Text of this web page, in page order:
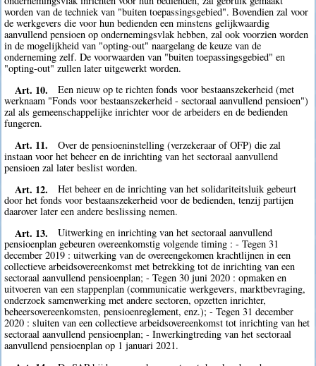
worden van de techniek van "buiten toepassingsgebied". Bovendien zal voor
de werkgevers die voor hun bedienden een minstens gelijkwaardig
aanvullend pensioen op ondernemingsvlak hebben, zal ook voorzien worden
in de mogelijkheid van "opting-out" naargelang de keuze van de
onderneming zelf. De voorwaarden van "buiten toepassingsgebied" en
"opting-out" zullen later uitgewerkt worden.
Art. 10.
Een nieuw op te richten fonds voor bestaanszekerheid (met
werknaam "Fonds voor bestaanszekerheid - sectoraal aanvullend pensioen")
zal als gemeenschappelijke inrichter voor de arbeiders en de bedienden
fungeren.
Art. 11.
Over de pensioeninstelling (verzekeraar of OFP) die zal
instaan voor het beheer en de inrichting van het sectoraal aanvullend
pensioen zal later beslist worden.
Art. 12.
Het beheer en de inrichting van het solidariteitsluik gebeurt
door het fonds voor bestaanszekerheid voor de bedienden, tenzij partijen
daarover later een andere beslissing nemen.
Art. 13.
Uitwerking en inrichting van het sectoraal aanvullend
pensioenplan gebeuren overeenkomstig volgende timing : - Tegen 31
december 2019 : uitwerking van de overeengekomen krachtlijnen in een
collectieve arbeidsovereenkomst met betrekking tot de inrichting van een
sectoraal aanvullend pensioenplan; - Tegen 30 juni 2020 : opmaken en
uitvoeren van een stappenplan (communicatie werkgevers, marktbevraging,
onderzoek samenwerking met andere sectoren, opzetten inrichter,
beheersovereenkomsten, pensioenreglement, enz.); - Tegen 31 december
2020 : sluiten van een collectieve arbeidsovereenkomst tot inrichting van het
sectoraal aanvullend pensioenplan; - Inwerkingtreding van het sectoraal
aanvullend pensioenplan op 1 januari 2021.